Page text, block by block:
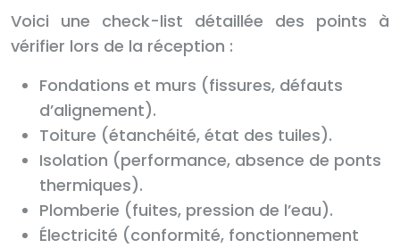
Voici une check-list détaillée des points à
vérifier lors de la réception :
Fondations et murs (fissures, défauts
d’alignement).
Toiture (étanchéité, état des tuiles).
Isolation (performance, absence de ponts
thermiques).
Plomberie (fuites, pression de l’eau).
Électricité (conformité, fonctionnement